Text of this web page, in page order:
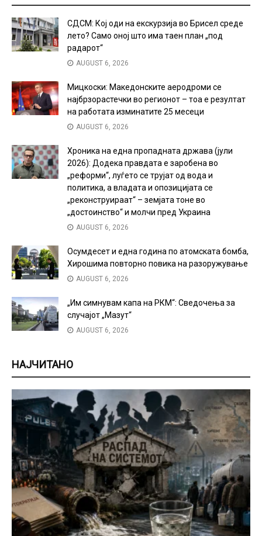
СДСМ: Кој оди на екскурзија во Брисел среде
лето? Само оној што има таен план „под
радарот“
AUGUST 6, 2026
Мицкоски: Македонските аеродроми се
најбрзорастечки во регионот – тоа е резултат
на работата изминатите 25 месеци
AUGUST 6, 2026
Хроника на една пропадната држава (јули
2026): Додека правдата е заробена во
„реформи“, луѓето се трујат од вода и
политика, а владата и опозицијата се
„реконструираат“ – земјата тоне во
„достоинство“ и молчи пред Украина
AUGUST 6, 2026
Осумдесет и една година по атомската бомба,
Хирошима повторно повика на разоружување
AUGUST 6, 2026
„Им симнувам капа на РКМ“: Сведочења за
случајот „Мазут“
AUGUST 6, 2026
НАЈЧИТАНО